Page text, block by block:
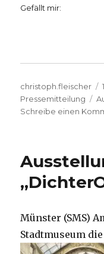
Gefällt mir:
Autor
christoph.fleischer
Pressemitteilung
Schreibe einen
Münster (SMS)
Stadtmuseum die